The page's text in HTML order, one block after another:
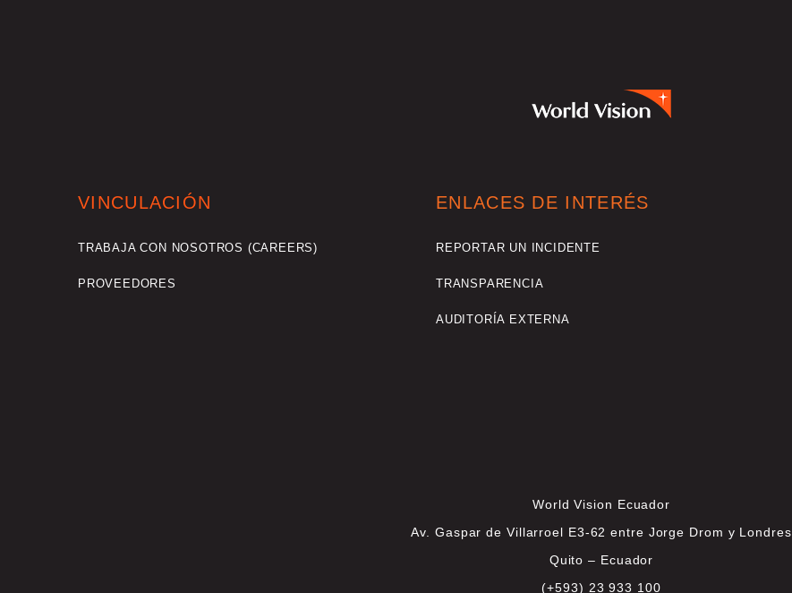
VINCULACIÓN
TRABAJA CON NOSOTROS (CAREERS)
PROVEEDORES
ENLACES DE INTERÉS
REPORTAR UN INCIDENTE
TRANSPARENCIA
AUDITORÍA EXTERNA
World Vision Ecuador
Av. Gaspar de Villarroel E3-62 entre Jorge Drom y Londres
Quito – Ecuador
(+593) 23 933 100